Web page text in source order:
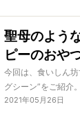
も、危険な添加物
できれば“無添加”
今回は『これが入
い原材料のお話し
完全無添加フード
聖母のよう
ピーのおや
柴犬。こん
ち”が他に
今回は、食いしん
グシーン”をご紹介
『予想を裏切るよ
2021年05月26日